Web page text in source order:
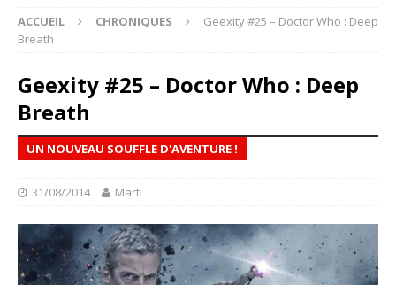
ACCUEIL CHRONIQUES
Geexity #25 – Doctor Who : Deep
Breath
Geexity #25 – Doctor Who : Deep
Breath
UN NOUVEAU SOUFFLE D'AVENTURE !
31/08/2014 Marti